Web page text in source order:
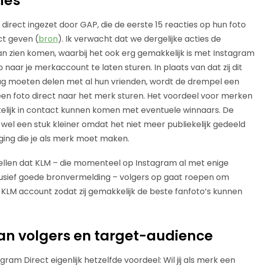
ingezet door GAP, die de eerste 15 reacties op hun foto
geven (bron). Ik verwacht dat we dergelijke acties de
zien komen, waarbij het ook erg gemakkelijk is met Instagram
je merkaccount te laten sturen. In plaats van dat zij dit
moeten delen met al hun vrienden, wordt de drempel een
foto direct naar het merk sturen. Het voordeel voor merken
in contact kunnen komen met eventuele winnaars. De
een stuk kleiner omdat het niet meer publiekelijk gedeeld
die je als merk moet maken.
dat KLM – die momenteel op Instagram al met enige
goede bronvermelding – volgers op gaat roepen om
account zodat zij gemakkelijk de beste fanfoto’s kunnen
volgers en target-audience
Direct eigenlijk hetzelfde voordeel: Wil jij als merk een